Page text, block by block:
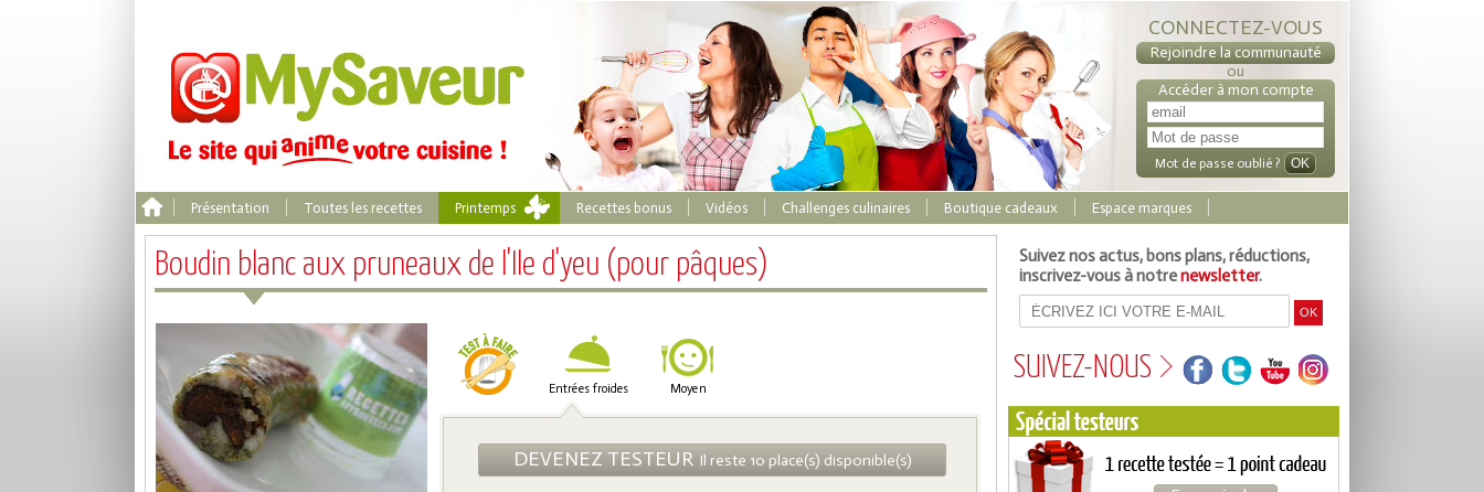
CONNECTEZ-VOUS
Rejoindre la communauté
ou
Accéder à mon compte
Mot de passe oublié ?
Présentation Toutes les recettes Printemps Recettes bonus Vidéos Challenges culinaires Boutique cadeaux Espace marques
Boudin blanc aux pruneaux de l'Ile d'yeu (pour pâques)
Entrées froides Moyen
DEVENEZ TESTEURIl reste 10 place(s) disponible(s)
Suivez nos actus, bons plans, réductions,
inscrivez-vous à notrenewsletter.
SUIVEZ-NOUS